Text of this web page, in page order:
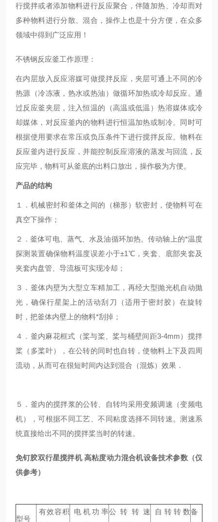
行搅拌或者添加物料进行反应聚合，伴随加热、冷却而对
多种物料进行分散、混合，操作上也是十分方便，在众多
领域中得到广泛应用！
不锈钢反应釜工作原理：
在内层放入反应溶媒可做搅拌反应，夹层可通上不同的冷
热源（冷冻液，热水或热油）做循环加热或冷却反应。通
过反应釜夹层，注入恒温的（高温或低温）热溶媒体或冷
却媒体，对反应釜内的物料进行恒温加热或制冷。同时可
根据使用要求在常压或负压条件下进行搅拌反应。物料在
反应釜内进行反应，并能控制反应溶液的蒸发与回流，反
应完毕，物料可从釜底的出料口放出，操作极为方便。
产品的结构
１．机械密封和釜体之间的（梯形）软密封，使物料可在
真空下操作；
２．釜体可电、蒸气、水及油循环加热。传动轴上的*温度
探测装置确保物料温度误差小于±1℃，夹套、底部夹套及
夹套内盘管、导流板可实现冷却；
３．釜体内壁为大型立车精加工，再经大型抛光机自动抛
光，确保行星架上的活动刮刀（适用于密封胶）在旋转
时，把釜体内壁上的物料*刮掉；
４．釜内麻花框式（桨与桨、桨与桶壁间距3-4mm）搅拌
桨（多桨叶），在公转的同时也自转，使物料上下及四周
流动，从而可在很短时间内达到混合（混炼）效果．
５．釜内的搅拌浆的公转、自转均采用变频调速（变频电
机），可根据不同工艺、不同粘度选择不同转速。测速系
统直接给出不同的搅拌桨当时的转速。
免钉胶双行星搅拌机 高粘度动力混合机设备技术参数（仅
供参考）
型号
有效容积
电机功率公转转速
自转转数备